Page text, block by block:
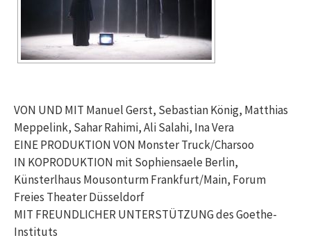
VON UND MIT Manuel Gerst, Sebastian König, Matthias
Meppelink, Sahar Rahimi, Ali Salahi, Ina Vera
EINE PRODUKTION VON Monster Truck/Charsoo
IN KOPRODUKTION mit Sophiensaele Berlin,
Künsterlhaus Mousonturm Frankfurt/Main, Forum
Freies Theater Düsseldorf
MIT FREUNDLICHER UNTERSTÜTZUNG des Goethe-
Instituts